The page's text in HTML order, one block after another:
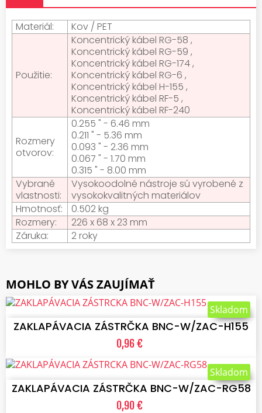
Materiál: Kov / PET
Použitie:
Koncentrický kábel RG-58 ,
Koncentrický kábel RG-59 ,
Koncentrický kábel RG-174 ,
Koncentrický kábel RG-6 ,
Koncentrický kábel H-155 ,
Koncentrický kábel RF-5 ,
Koncentrický kábel RF-240
Rozmery
otvorov:
0.255 " - 6.46 mm
0.211 " - 5.36 mm
0.093 " - 2.36 mm
0.067 " - 1.70 mm
0.315 " - 8.00 mm
Vybrané
vlastnosti:
Vysokoodolné nástroje sú vyrobené z
vysokokvalitných materiálov
Hmotnosť:
0.502 kg
Rozmery:
226 x 68 x 23 mm
Záruka:
2 roky
MOHLO BY VÁS ZAUJÍMAŤ
VLOŽIŤ DO KOŠÍKA
ZAKLAPÁVACIA ZÁSTRČKA BNC-W/ZAC-H155
0,96 €
Skladom
VLOŽIŤ DO KOŠÍKA
ZAKLAPÁVACIA ZÁSTRČKA BNC-W/ZAC-RG58
0,90 €
Skladom